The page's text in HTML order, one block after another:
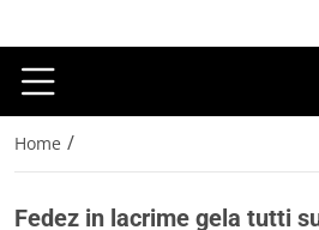
Home /
Fedez in lacrime gela tutti